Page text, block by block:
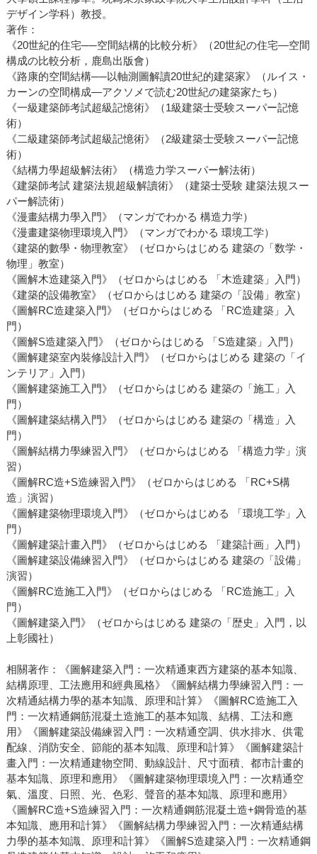
デザイン学科）教授。
著作：
《20世紀的住宅──空間結構的比較分析》（20世紀の住宅―空間
構成の比較分析，鹿島出版會）
《路康的空間結構──以軸測圖解讀20世紀的建築家》（ルイス・
カーンの空間構成―アクソメで読む20世紀の建築家たち）
《一級建築師考試超級記憶術》（1級建築士受験スーパー記憶
術）
《二級建築師考試超級記憶術》（2級建築士受験スーパー記憶
術）
《結構力學超級解法術》（構造力学スーパー解法術）
《建築師考試 建築法規超級解讀術》（建築士受験 建築法規スー
パー解読術）
《漫畫結構力學入門》（マンガでわかる 構造力学）
《漫畫建築物理環境入門》（マンガでわかる 環境工学）
《建築的數學・物理教室》（ゼロからはじめる 建築の「数学・
物理」教室）
《圖解木造建築入門》（ゼロからはじめる 「木造建築」入門）
《建築的設備教室》（ゼロからはじめる 建築の「設備」教室）
《圖解RC造建築入門》（ゼロからはじめる 「RC造建築」入
門）
《圖解S造建築入門》（ゼロからはじめる 「S造建築」入門）
《圖解建築室內裝修設計入門》（ゼロからはじめる 建築の「イ
ンテリア」入門）
《圖解建築施工入門》（ゼロからはじめる 建築の「施工」入
門）
《圖解建築結構入門》（ゼロからはじめる 建築の「構造」入
門）
《圖解結構力學練習入門》（ゼロからはじめる 「構造力学」演
習）
《圖解RC造+S造練習入門》（ゼロからはじめる 「RC+S構
造」演習）
《圖解建築物理環境入門》（ゼロからはじめる 「環境工学」入
門）
《圖解建築計畫入門》（ゼロからはじめる 「建築計画」入門）
《圖解建築設備練習入門》（ゼロからはじめる 建築の「設備」
演習）
《圖解RC造施工入門》（ゼロからはじめる 「RC造施工」入
門）
《圖解建築入門》（ゼロからはじめる 建築の「歴史」入門，以
上彰國社）
相關著作：《圖解建築入門：一次精通東西方建築的基本知識、
結構原理、工法應用和經典風格》《圖解結構力學練習入門：一
次精通結構力學的基本知識、原理和計算》《圖解RC造施工入
門：一次精通鋼筋混凝土造施工的基本知識、結構、工法和應
用》《圖解建築設備練習入門：一次精通空調、供水排水、供電
配線、消防安全、節能的基本知識、原理和計算》《圖解建築計
畫入門：一次精通建物空間、動線設計、尺寸面積、都市計畫的
基本知識、原理和應用》《圖解建築物理環境入門：一次精通空
氣、溫度、日照、光、色彩、聲音的基本知識、原理和應用》
《圖解RC造+S造練習入門：一次精通鋼筋混凝土造+鋼骨造的基
本知識、應用和計算》《圖解結構力學練習入門：一次精通結構
力學的基本知識、原理和計算》《圖解S造建築入門：一次精通鋼